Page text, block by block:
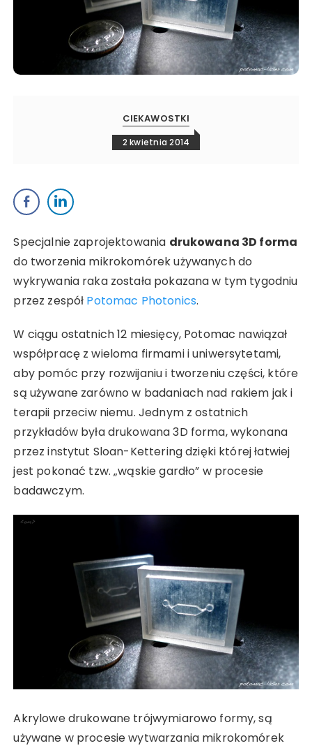
CIEKAWOSTKI
2 kwietnia 2014
Specjalnie zaprojektowania drukowana 3D forma
do tworzenia mikrokomórek używanych do
wykrywania raka została pokazana w tym tygodniu
przez zespół Potomac Photonics.
W ciągu ostatnich 12 miesięcy, Potomac nawiązał
współpracę z wieloma firmami i uniwersytetami,
aby pomóc przy rozwijaniu i tworzeniu części, które
są używane zarówno w badaniach nad rakiem jak i
terapii przeciw niemu. Jednym z ostatnich
przykładów była drukowana 3D forma, wykonana
przez instytut Sloan-Kettering dzięki której łatwiej
jest pokonać tzw. „wąskie gardło” w procesie
badawczym.
Akrylowe drukowane trójwymiarowo formy, są
używane w procesie wytwarzania mikrokomórek